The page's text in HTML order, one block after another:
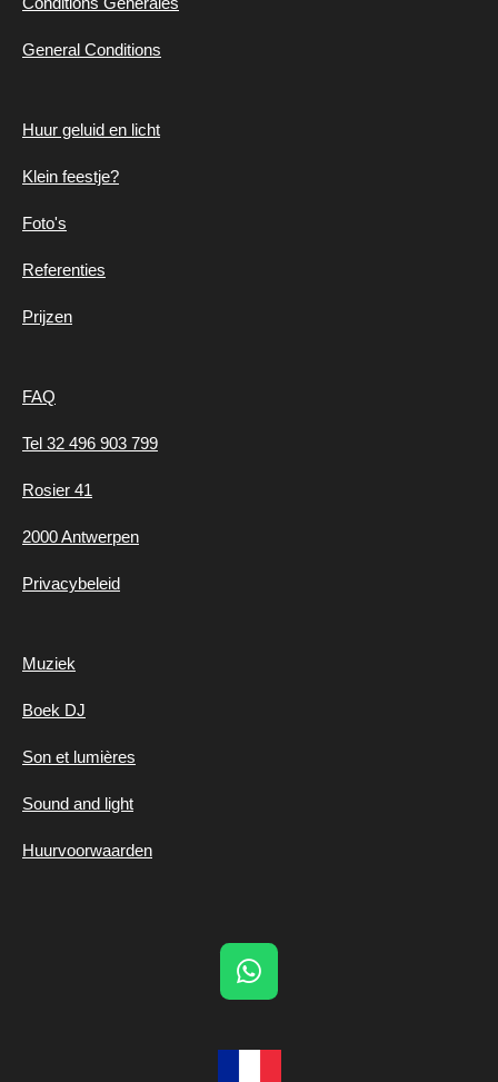
General Conditions
Huur geluid en licht
Klein feestje?
Foto's
Referenties
Prijzen
FAQ
Tel 32 496 903 799
Rosier 41
2000 Antwerpen
Privacybeleid
Muziek
Boek DJ
Son et lumières
Sound and light
Huurvoorwaarden
W